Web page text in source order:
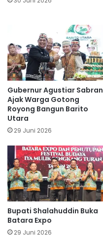
Gubernur Agustiar Sabran
Ajak Warga Gotong
Royong Bangun Barito
Utara
29 Juni 2026
Bupati Shalahuddin Buka
Batara Expo
29 Juni 2026